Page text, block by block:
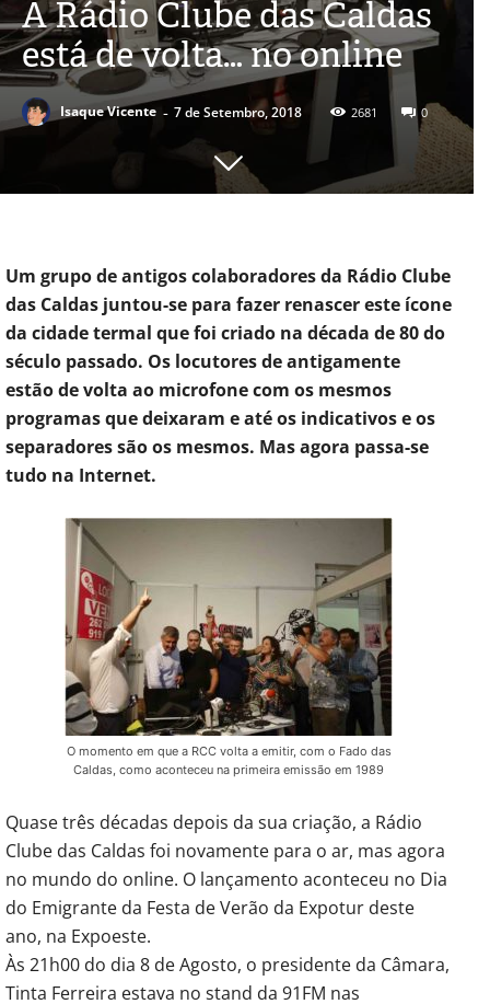
A Rádio Clube das Caldas
está de volta… no online
Isaque Vicente - 7 de Setembro, 2018 2681 0
Um grupo de antigos colaboradores da Rádio Clube
das Caldas juntou-se para fazer renascer este ícone
da cidade termal que foi criado na década de 80 do
século passado. Os locutores de antigamente
estão de volta ao microfone com os mesmos
programas que deixaram e até os indicativos e os
separadores são os mesmos. Mas agora passa-se
tudo na Internet.
O momento em que a RCC volta a emitir, com o Fado das
Caldas, como aconteceu na primeira emissão em 1989
Quase três décadas depois da sua criação, a Rádio
Clube das Caldas foi novamente para o ar, mas agora
no mundo do online. O lançamento aconteceu no Dia
do Emigrante da Festa de Verão da Expotur deste
ano, na Expoeste.
Às 21h00 do dia 8 de Agosto, o presidente da Câmara,
Tinta Ferreira estava no stand da 91FM nas